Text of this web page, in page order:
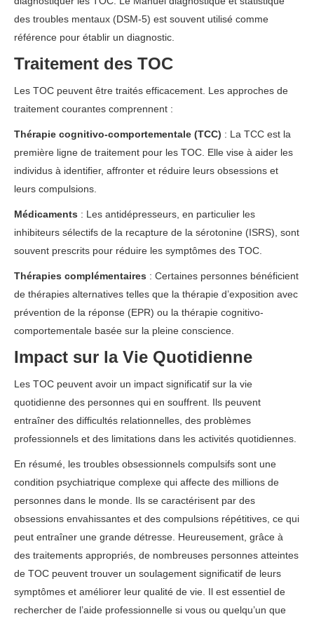
des troubles mentaux (DSM-5) est souvent utilisé comme
référence pour établir un diagnostic.
Traitement des TOC
Les TOC peuvent être traités efficacement. Les approches de
traitement courantes comprennent :
Thérapie cognitivo-comportementale (TCC) : La TCC est la
première ligne de traitement pour les TOC. Elle vise à aider les
individus à identifier, affronter et réduire leurs obsessions et
leurs compulsions.
Médicaments : Les antidépresseurs, en particulier les
inhibiteurs sélectifs de la recapture de la sérotonine (ISRS), sont
souvent prescrits pour réduire les symptômes des TOC.
Thérapies complémentaires : Certaines personnes bénéficient
de thérapies alternatives telles que la thérapie d’exposition avec
prévention de la réponse (EPR) ou la thérapie cognitivo-
comportementale basée sur la pleine conscience.
Impact sur la Vie Quotidienne
Les TOC peuvent avoir un impact significatif sur la vie
quotidienne des personnes qui en souffrent. Ils peuvent
entraîner des difficultés relationnelles, des problèmes
professionnels et des limitations dans les activités quotidiennes.
En résumé, les troubles obsessionnels compulsifs sont une
condition psychiatrique complexe qui affecte des millions de
personnes dans le monde. Ils se caractérisent par des
obsessions envahissantes et des compulsions répétitives, ce qui
peut entraîner une grande détresse. Heureusement, grâce à
des traitements appropriés, de nombreuses personnes atteintes
de TOC peuvent trouver un soulagement significatif de leurs
symptômes et améliorer leur qualité de vie. Il est essentiel de
rechercher de l’aide professionnelle si vous ou quelqu’un que